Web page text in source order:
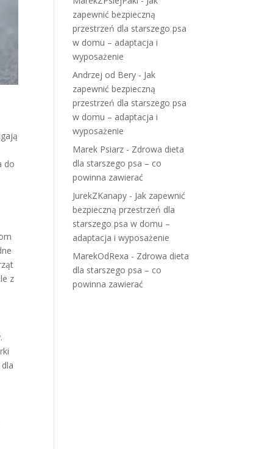
do
z
zapewnić bezpieczną
przestrzeń dla starszego psa
w domu – adaptacja i
wyposażenie
Andrzej od Bery - Jak
zapewnić bezpieczną
przestrzeń dla starszego psa
w domu – adaptacja i
wyposażenie
Marek Psiarz - Zdrowa dieta
dla starszego psa – co
powinna zawierać
JurekZKanapy - Jak zapewnić
bezpieczną przestrzeń dla
starszego psa w domu –
adaptacja i wyposażenie
MarekOdRexa - Zdrowa dieta
dla starszego psa – co
powinna zawierać